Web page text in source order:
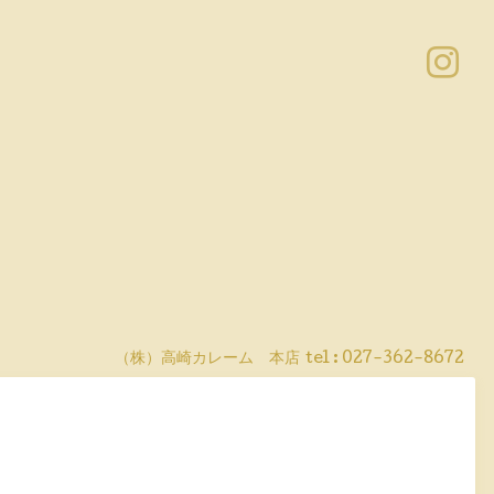
（株）高崎カレーム 本店 tel : 027-362-8672